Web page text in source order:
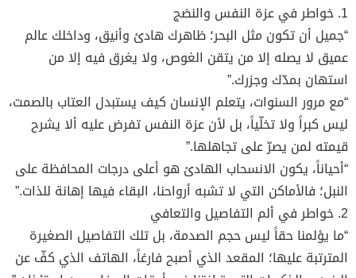
1. خواطر في عزة النفس والنضج
“جميل أن تكون مثل البحر؛ ظاهرك هادئ وأنيق، وداخلك عالم
عميق لا يصله إلا من يتقن الغوص، ولا يغرق فيه إلا من
استهان بمدّك وجزرك.”
“مع مرور السنوات، يتعلم الإنسان كيف يستبدل العتاب بالصمت،
ليس كبراً ولا تخلّياً، بل لأن عزة النفس تفرض عليه ألا يشرح
قيمته لمن يصرّ على تجاهلها.”
“أحياناً، يكون الانسحاب الهادئ هو أعلى درجات المحافظة على
النبل؛ فالأماكن التي لا تشبه أرواحنا، البقاء فيها إهانة للذات.”
2. خواطر في ألم التفاصيل والتعافي
“ما يؤلمنا حقاً ليس حجم الصدمة، بل تلك التفاصيل الصغيرة
المترتبة عليها؛ المقعد الذي أصبح فارغاً، الهاتف الذي كفّ عن